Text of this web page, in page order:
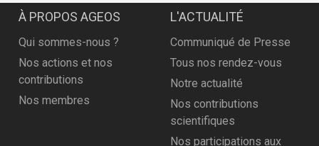
À PROPOS AGEOS
Qui sommes-nous ?
Nos actions et nos
contributions
Nos membres
L'ACTUALITÉ
Communiqué de Presse
Tous nos rendez-vous
Notre actualité
Nos contributions
scientifiques
Nos participations aux